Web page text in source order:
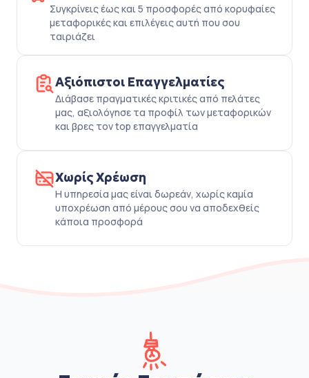
Συγκρίνεις έως και 5 προσφορές από κορυφαίες
μεταφορικές και επιλέγεις αυτή που σου
ταιριάζει
Αξιόπιστοι Επαγγελματίες
Διάβασε πραγματικές κριτικές από πελάτες
μας, αξιολόγησε τα προφίλ των μεταφορικών
και βρες τον top επαγγελματία
Χωρίς Χρέωση
Η υπηρεσία μας είναι δωρεάν, χωρίς καμία
υποχρέωση από μέρους σου να αποδεχθείς
κάποια προσφορά